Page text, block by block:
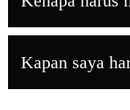
Kapan saya